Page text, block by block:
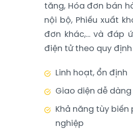
tăng, Hóa đơn bán
nội bộ, Phiếu xuất
đơn khác,… và đáp
điện tử theo quy
Linh hoạt, ổn định
Giao diện dễ dàng
Khả năng tùy
nghiệp